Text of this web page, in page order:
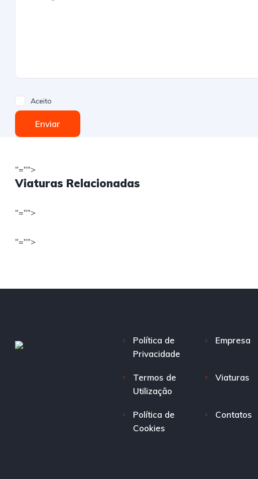
Aceito
Enviar
"="">
Viaturas Relacionadas
"="">
"="">
Política de
Privacidade
Empresa
Termos de
Utilização
Viaturas
Política de
Cookies
Contatos